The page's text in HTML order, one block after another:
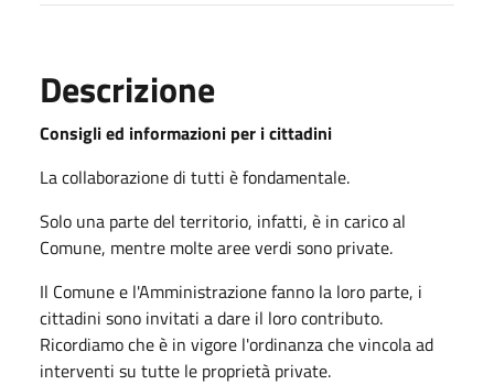
Descrizione
Consigli ed informazioni per i cittadini
La collaborazione di tutti è fondamentale.
Solo una parte del territorio, infatti, è in carico al
Comune, mentre molte aree verdi sono private.
Il Comune e l'Amministrazione fanno la loro parte, i
cittadini sono invitati a dare il loro contributo.
Ricordiamo che è in vigore l'ordinanza che vincola ad
interventi su tutte le proprietà private.